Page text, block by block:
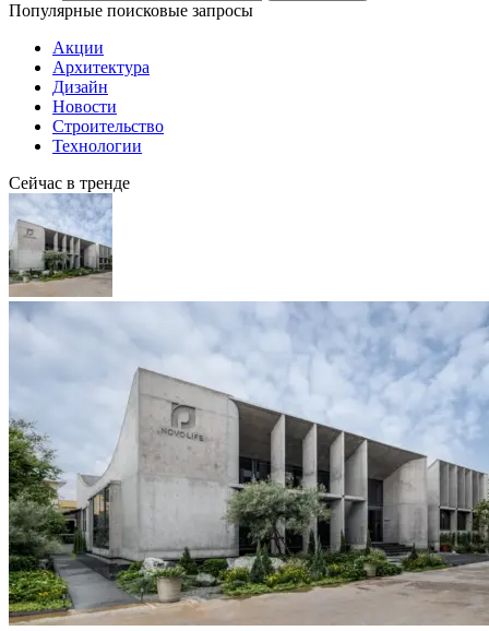
Популярные поисковые запросы
Акции
Архитектура
Дизайн
Новости
Строительство
Технологии
Сейчас в тренде